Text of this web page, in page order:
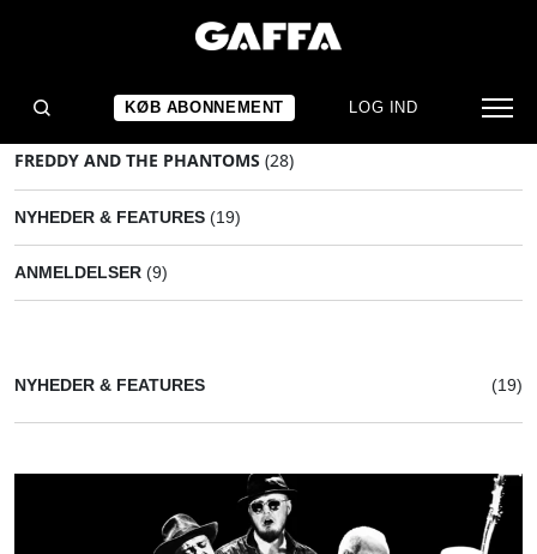
KØB ABONNEMENT LOG IND
FREDDY AND THE PHANTOMS (28)
NYHEDER & FEATURES (19)
ANMELDELSER (9)
NYHEDER & FEATURES (19)